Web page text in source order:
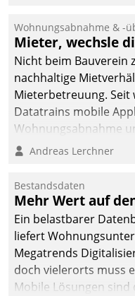
und Beschwerde-
ein.
Wohnungsabnahme & -
Mieter, wechsle
Nicht beim Bauverein
nachhaltige
Mieterbetreuung. Seit
Datatrains mobile
Wohnungsabnahme
Mieter wohlgeordnet
Andreas Lerchner
Bestandsdaten
Mehr Wert auf
Ein belastbarer
liefert
Megatrends
doch vielerorts muss
Mobile Lösungen sind